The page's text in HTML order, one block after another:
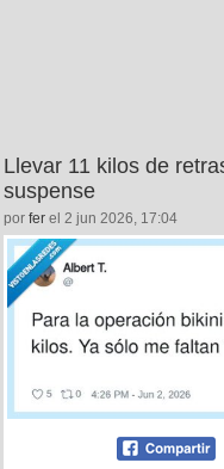
Llevar 11 kilos de
suspense
por fer el 2 jun 2026, 17:04